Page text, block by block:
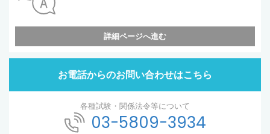
詳細ページへ進む
お電話からのお問い合わせはこちら
各種試験・関係法令等について
03-5809-3934